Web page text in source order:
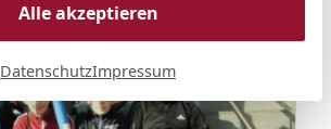
Alle akzeptieren
DatenschutzImpressum